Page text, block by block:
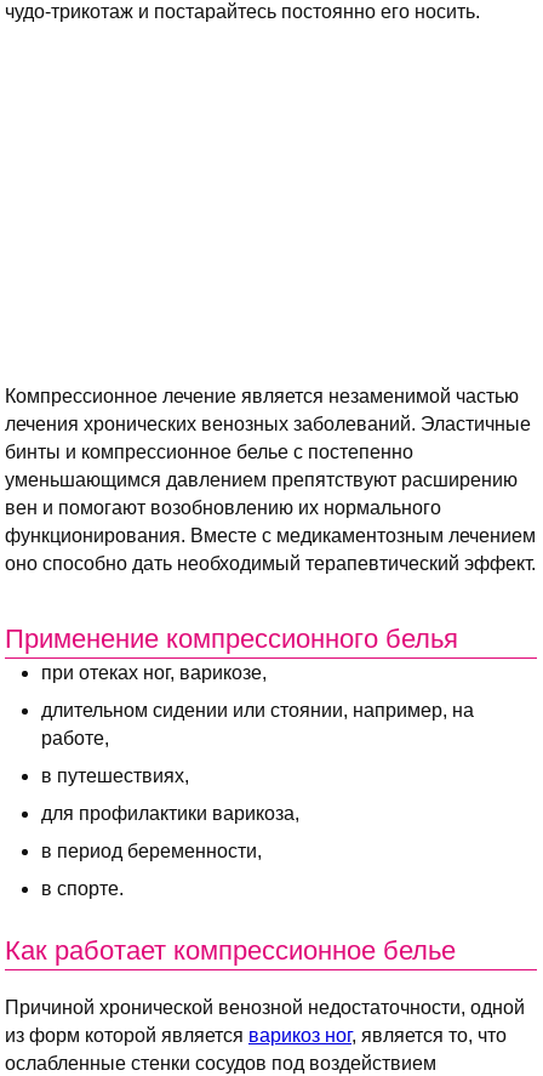
чудо-трикотаж и постарайтесь постоянно его носить.
Компрессионное лечение является незаменимой частью
лечения хронических венозных заболеваний. Эластичные
бинты и компрессионное белье с постепенно
уменьшающимся давлением препятствуют расширению
вен и помогают возобновлению их нормального
функционирования. Вместе с медикаментозным лечением
оно способно дать необходимый терапевтический эффект.
Применение компрессионного белья
при отеках ног, варикозе,
длительном сидении или стоянии, например, на
работе,
в путешествиях,
для профилактики варикоза,
в период беременности,
в спорте.
Как работает компрессионное белье
Причиной хронической венозной недостаточности, одной
из форм которой является варикоз ног, является то, что
ослабленные стенки сосудов под воздействием